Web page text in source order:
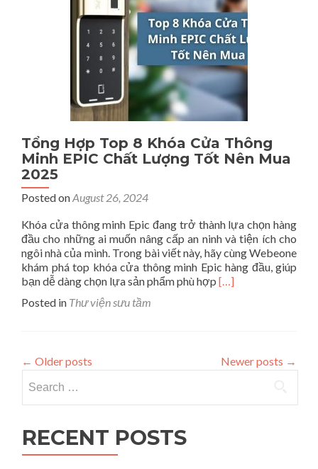
Tổng Hợp Top 8 Khóa Cửa Thông
Minh EPIC Chất Lượng Tốt Nên Mua
2025
Posted onAugust 26, 2024
Khóa cửa thông minh Epic đang trở thành lựa chọn hàng
đầu cho những ai muốn nâng cấp an ninh và tiện ích cho
ngôi nhà của mình. Trong bài viết này, hãy cùng Webeone
khám phá top khóa cửa thông minh Epic hàng đầu, giúp
bạn dễ dàng chọn lựa sản phẩm phù hợp Read
8
Thông
[…]
Posted in Thư viện sưu tầm
← Older posts Newer posts →
RECENT POSTS